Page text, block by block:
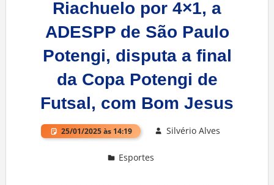
Riachuelo por 4×1, a
ADESPP de São Paulo
Potengi, disputa a final
da Copa Potengi de
Futsal, com Bom Jesus
25/01/2025 às 14:19 Silvério Alves
Esportes